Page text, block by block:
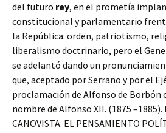
del futuro rey, en el prometía
constitucional y parlamentario
la República: orden, patriotismo,
liberalismo doctrinario, pero el
se adelantó dando un
que, aceptado por Serrano y por el
proclamación de Alfonso de Borbón
nombre de Alfonso XII. (1875 –1885).
CANOVISTA. EL PENSAMIENTO